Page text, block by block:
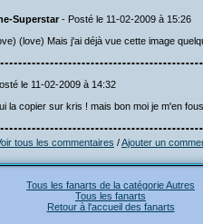
Superstar - Posté le 11-02-2009 à 15:26
(love) Mais j'ai déjà vue cette image
le 11-02-2009 à 14:32
la copier sur kris ! mais bon moi je m'en
tous les commentaires /Ajouter un
Tous les fanarts de la catégorie Autres
Tous les fanarts
Retour à l'accueil des fanarts